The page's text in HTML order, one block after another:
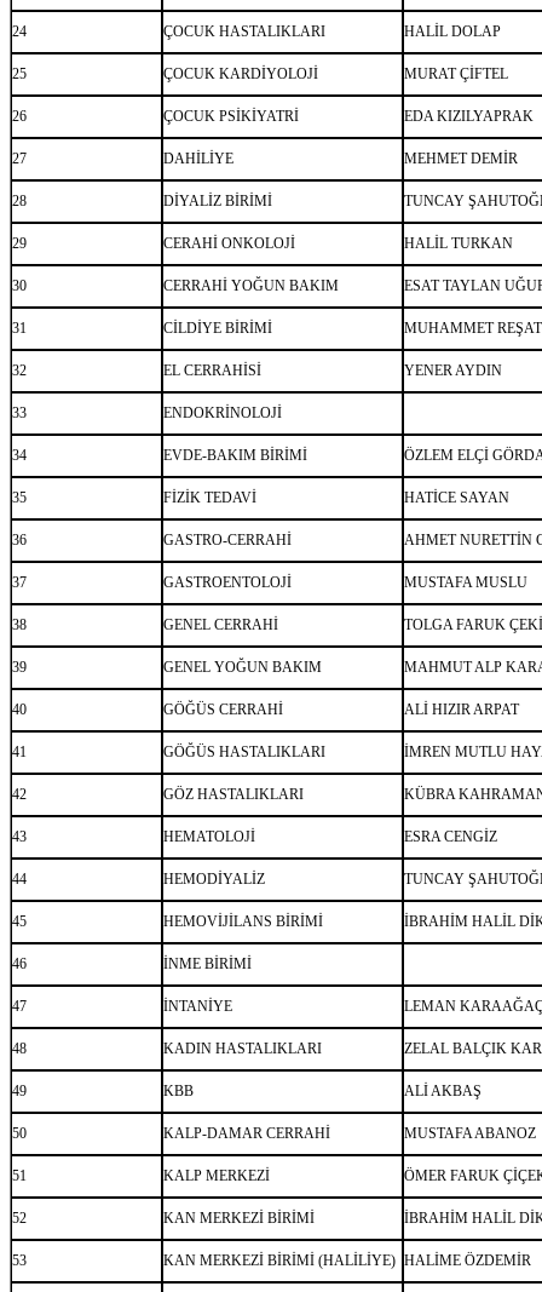
24 ÇOCUK HASTALIKLARI HALİL DOLAP
25 ÇOCUK KARDİYOLOJİ MURAT ÇİFTEL
26 ÇOCUK PSİKİYATRİ EDA KIZILYAPRAK
27 DAHİLİYE MEHMET DEMİR
28 DİYALİZ BİRİMİ TUNCAY
29 CERAHİ ONKOLOJİ HALİL TURKAN
30 CERRAHİ YOĞUN BAKIM ESAT TAYLAN
31 CİLDİYE BİRİMİ MUHAMMET
32 EL CERRAHİSİ YENER AYDIN
33 ENDOKRİNOLOJİ
34 EVDE-BAKIM BİRİMİ ÖZLEM ELÇİ
35 FİZİK TEDAVİ HATİCE SAYAN
36 GASTRO-CERRAHİ AHMET NURETTİN
37 GASTROENTOLOJİ MUSTAFA MUSLU
38 GENEL CERRAHİ TOLGA FARUK
39 GENEL YOĞUN BAKIM MAHMUT ALP
40 GÖĞÜS CERRAHİ ALİ HIZIR ARPAT
41 GÖĞÜS HASTALIKLARI İMREN MUTLU
42 GÖZ HASTALIKLARI KÜBRA
43 HEMATOLOJİ ESRA CENGİZ
44 HEMODİYALİZ TUNCAY
45 HEMOVİJİLANS BİRİMİ İBRAHİM HALİL
46 İNME BİRİMİ
47 İNTANİYE LEMAN
48 KADIN HASTALIKLARI ZELAL BALÇIK
49 KBB ALİ AKBAŞ
50 KALP-DAMAR CERRAHİ MUSTAFA ABANOZ
51 KALP MERKEZİ ÖMER FARUK
52 KAN MERKEZİ BİRİMİ İBRAHİM HALİL
53 KAN MERKEZİ BİRİMİ (HALİLİYE) HALİME ÖZDEMİR